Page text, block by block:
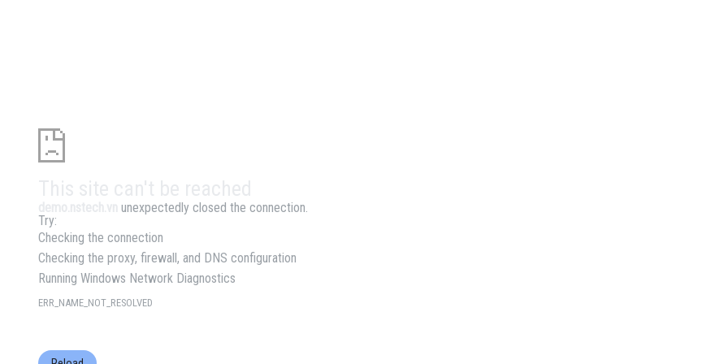
unexpectedly closed the connection.
Try:
Checking the connection
Checking the proxy, firewall, and DNS configuration
Running Windows Network Diagnostics
ERR_NAME_NOT_RESOLVED